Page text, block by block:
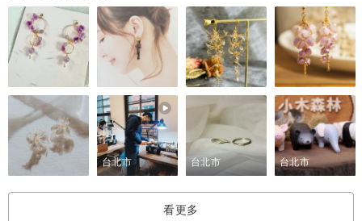
台北市 台北市 台北市
看更多